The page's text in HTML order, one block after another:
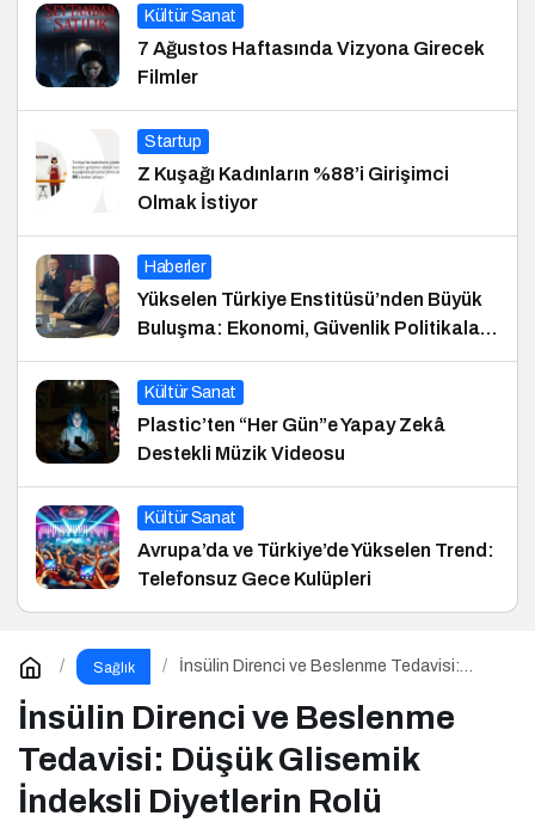
Kültür Sanat
7 Ağustos Haftasında Vizyona Girecek
Filmler
Startup
Z Kuşağı Kadınların %88’i Girişimci
Olmak İstiyor
Haberler
Yükselen Türkiye Enstitüsü’nden Büyük
Buluşma: Ekonomi, Güvenlik Politikaları
ve Hukuk Konferansı
Kültür Sanat
Plastic’ten “Her Gün”e Yapay Zekâ
Destekli Müzik Videosu
Kültür Sanat
Avrupa’da ve Türkiye’de Yükselen Trend:
Telefonsuz Gece Kulüpleri
Sağlık
İnsülin Direnci ve Beslenme Tedavisi:
İnsülin Direnci ve Beslenme
Tedavisi: Düşük Glisemik
İndeksli Diyetlerin Rolü